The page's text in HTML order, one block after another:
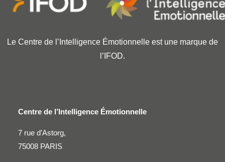
Le Centre de l’Intelligence Émotionnelle est une marque de
l’IFOD.
Centre de l’Intelligence Émotionnelle
7 rue d’Astorg,
75008 PARIS